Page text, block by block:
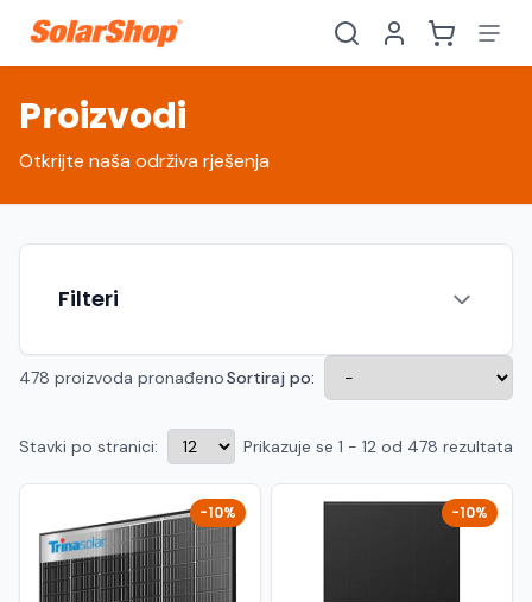
Hrvatski EN
Crnogorski
MK Македонски
Proizvodi
Otkrijte naša održiva rješenja
Filteri
478 proizvoda pronađenoSortiraj po:
Stavki po stranici: Prikazuje se 1 - 12 od 478 rezultata
-10% -10%